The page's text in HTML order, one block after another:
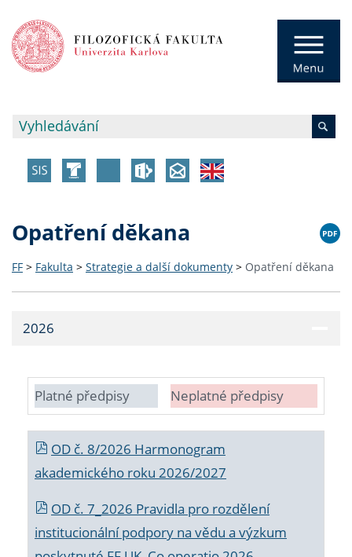
Opatření děkana
FF > Fakulta > Strategie a další dokumenty > Opatření děkana
2026
Platné předpisy Neplatné předpisy
OD č. 8/2026 Harmonogram
akademického roku 2026/2027
OD č. 7_2026 Pravidla pro rozdělení
institucionální podpory na vědu a výzkum